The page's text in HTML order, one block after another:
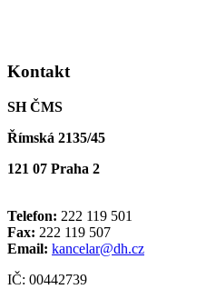
Kontakt
SH ČMS
Římská 2135/45
121 07 Praha 2
Telefon: 222 119 501
Fax: 222 119 507
Email: kancelar@dh.cz
IČ: 00442739